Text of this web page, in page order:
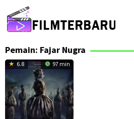
ke
konten
Pemain: Fajar Nugra
6.8 97 min